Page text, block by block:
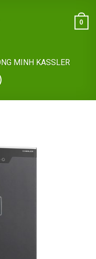
0
MINH KASSLER